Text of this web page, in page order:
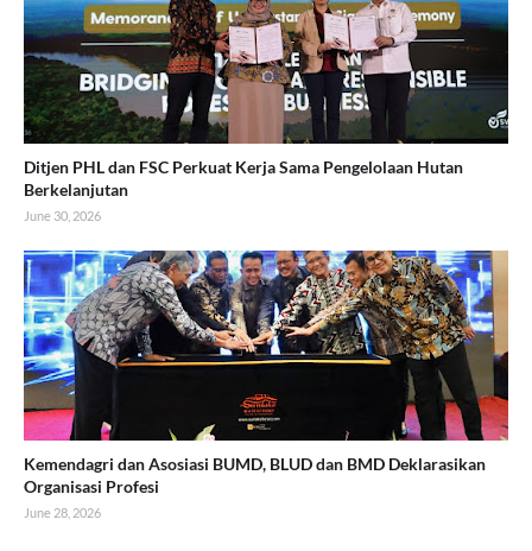
Ditjen PHL dan FSC Perkuat Kerja Sama Pengelolaan Hutan
Berkelanjutan
June 30, 2026
Kemendagri dan Asosiasi BUMD, BLUD dan BMD Deklarasikan
Organisasi Profesi
June 28, 2026